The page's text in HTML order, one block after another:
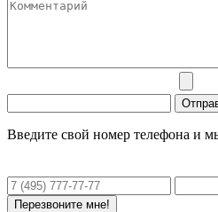
Введите свой номер телефона и